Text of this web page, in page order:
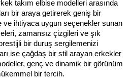
takım elbise modelleri arasında
bir araya getirerek geniş bir
ihtiyaca uygun seçenekler sunan
zamansız çizgileri ve şık
bir duruş sergilemenizi
ise çağdaş bir stil arayan erkekler
genç ve dinamik bir görünüm
bir tercih.